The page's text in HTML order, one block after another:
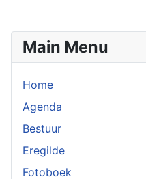
Main Menu
Home
Agenda
Bestuur
Eregilde
Fotoboek